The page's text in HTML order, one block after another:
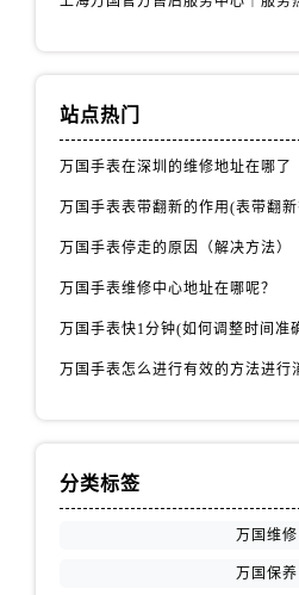
站点热门
万国手表停走的原因（解决方法）
万国手表维修中心地址在哪呢？
分类标签
万国维修
万国保养